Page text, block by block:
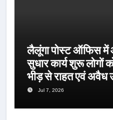
लैलूंगा पोस्ट ऑफिस में
सुधार कार्य शुरू लोगों
भीड़ से राहत एवं अवैध
Jul 7, 2026